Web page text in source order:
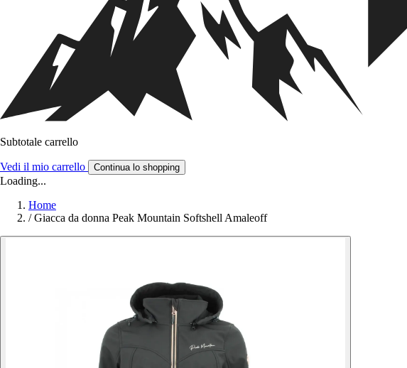
Subtotale carrello
Vedi il mio carrello Continua lo shopping
Loading...
Home
/ Giacca da donna Peak Mountain Softshell Amaleoff